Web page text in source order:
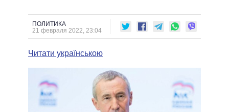
ГЛАВЫ ОБЛАДМИНИСТРАЦИЙ
МЭРЫ
ВСЕ ПЕРСОНЫ
СРАВНЕНИЕ ПОЛИТИКОВ
ПОЛИТИКА
21 февраля 2022, 23:04
Читати українською